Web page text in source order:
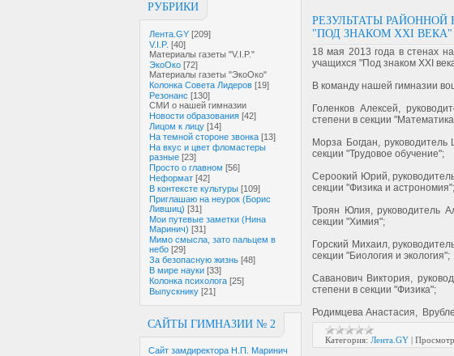
РУБРИКИ
Лента.GY [209]
V.I.P. [40]
Материалы газеты "V.I.P."
ЭкоОко [72]
Материалы газеты "ЭкоОко"
Колонка Совета Лидеров [19]
Резонанс [130]
СМИ о нашей гимназии
Новости образования [42]
Лицом к лицу [14]
На темной стороне звонка [13]
На вкус и цвет фломастеры
разные [23]
Просто о главном [56]
Неформат [42]
В контексте культуры [109]
Приглашаю на неурок (Борис
Лившиц) [31]
Мои путевые заметки (Нина
Маринич) [31]
Мимо смысла, зато пальцем в
небо [29]
За безопасную жизнь [48]
В мире науки [33]
Колонка психолога [25]
Выпускнику [21]
САЙТЫ ГИМНАЗИИ № 2
Сайт замдиректора Н.П. Маринич
РЕЗУЛЬТАТЫ
"ПОД ЗНАКОМ ХХI
18 мая 2013 года в стенах
учащихся "Под знаком ХХI
В команду нашей гимназии
Голенков Алексей,
степени в секции
Морза Богдан,
секции "Трудовое обучение";
Сероокий Юрий,
секции "Физика и астрономия";
Троян Юлия, руководитель
секции "Химия";
Горский Михаил,
секции "Биология и экология";
Саванович Виктория,
степени в секции "Физика";
Родимцева Анастасия,
Категория: Лента.GY |